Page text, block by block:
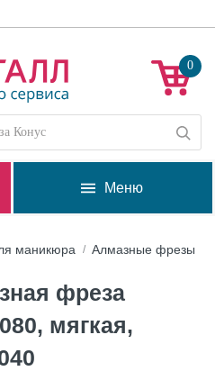
0
Меню
маникюра Алмазные фрезы
фреза
мягкая,